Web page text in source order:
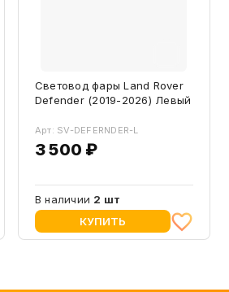
Световод фары Land Rover
Defender (2019-2026) Левый
Арт: SV-DEFERNDER-L
3 500 ₽
В наличии 2 шт
КУПИТЬ